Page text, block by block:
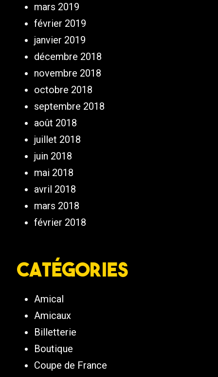
mars 2019
février 2019
janvier 2019
décembre 2018
novembre 2018
octobre 2018
septembre 2018
août 2018
juillet 2018
juin 2018
mai 2018
avril 2018
mars 2018
février 2018
Catégories
Amical
Amicaux
Billetterie
Boutique
Coupe de France